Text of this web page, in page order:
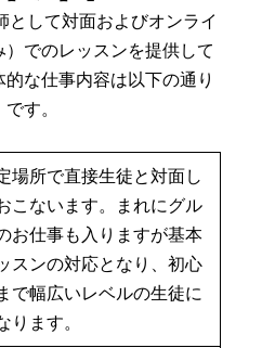
して対面およびオンライ
でのレッスンを提供して
な仕事内容は以下の通り
です。
場所で直接生徒と対面し
こないます。まれにグル
お仕事も入りますが基本
スンの対応となり、初心
で幅広いレベルの生徒に
ります。